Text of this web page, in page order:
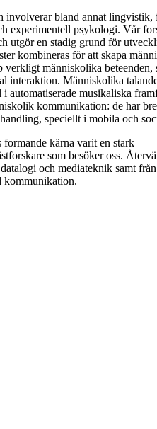
involverar bland annat lingvistik,
experimentell psykologi. Vår
utgör en stadig grund för
kombineras för att skapa
människolika beteenden,
interaktion. Människolika
musikaliska
kommunikation: de har
speciellt i mobila och
formande kärna varit en stark
som besöker oss.
och mediateknik samt
kommunikation.